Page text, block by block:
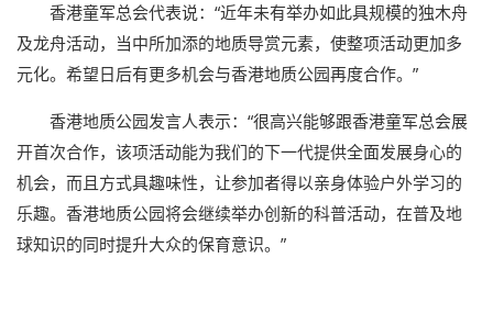
香港童军总会代表说：“近年未有举办如此具规模的独木舟
及龙舟活动，当中所加添的地质导赏元素，使整项活动更加多
元化。希望日后有更多机会与香港地质公园再度合作。”
香港地质公园发言人表示：“很高兴能够跟香港童军总会展
开首次合作，该项活动能为我们的下一代提供全面发展身心的
机会，而且方式具趣味性，让参加者得以亲身体验户外学习的
乐趣。香港地质公园将会继续举办创新的科普活动，在普及地
球知识的同时提升大众的保育意识。”